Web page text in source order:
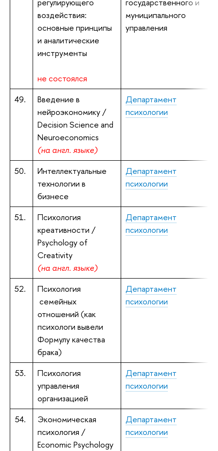
воздействия:
основные принципы
и аналитические
инструменты
не состоялся
муниципального
управления
49.
Введение в
нейроэкономику /
Decision Science and
Neuroeconomics
(на англ. языке)
Департамент
психологии
50.
Интеллектуальные
технологии в
бизнесе
Департамент
психологии
51.
Психология
креативности /
Psychology of
Creativity
(на англ. языке)
Департамент
психологии
52.
Психология
семейных
отношений (как
психологи вывели
Формулу качества
брака)
Департамент
психологии
53.
Психология
управления
организацией
Департамент
психологии
54.
Экономическая
психология /
Economic Psychology
Департамент
психологии